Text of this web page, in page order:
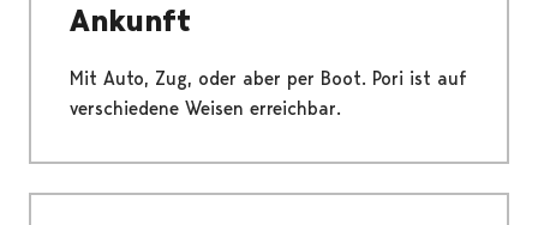
Ankunft
Mit Auto, Zug, oder aber per Boot. Pori ist auf
verschiedene Weisen erreichbar.